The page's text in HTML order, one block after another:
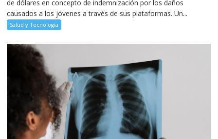
de dólares en concepto de indemnización por los daños
causados a los jóvenes a través de sus plataformas. Un...
Salud y Tecnología